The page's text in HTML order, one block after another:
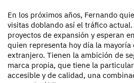
En los próximos años, Fernando
visitas doblando así el tráfico
proyectos de expansión y esperan
quien representa hoy día la mayoría
extranjero. Tienen la ambición de
marca propia, que tiene la
accesible y de calidad, una